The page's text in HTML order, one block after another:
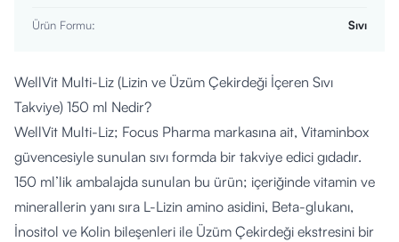
Ürün Formu: Sıvı
WellVit Multi-Liz (Lizin ve Üzüm Çekirdeği İçeren Sıvı
Takviye) 150 ml Nedir?
WellVit Multi-Liz; Focus Pharma markasına ait, Vitaminbox
güvencesiyle sunulan sıvı formda bir takviye edici gıdadır.
150 ml’lik ambalajda sunulan bu ürün; içeriğinde vitamin ve
minerallerin yanı sıra L-Lizin amino asidini, Beta-glukanı,
İnositol ve Kolin bileşenleri ile Üzüm Çekirdeği ekstresini bir